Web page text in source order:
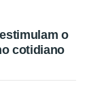
o
cotidiano